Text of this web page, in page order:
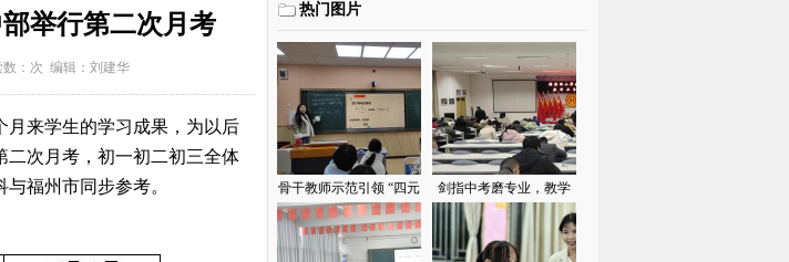
举行第二次月考
： 次 编辑：刘建华
来学生的学习成果，为以后
二次月考，初一初二初三全体
福州市同步参考。
热门图片
骨干教师示范引领 “四元
五环“落地课堂——福清
西山学校初中部举行福
剑指中考磨专业，教学
相长促提升——西山学
校初中部举行教师业务